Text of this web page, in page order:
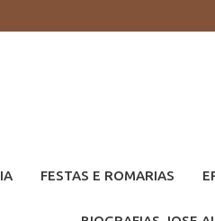
FESTAS E ROMARIAS